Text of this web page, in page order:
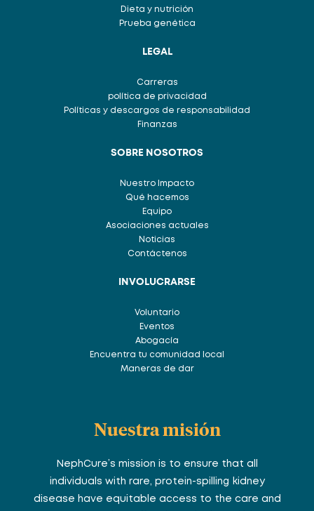
Dieta y nutrición
Prueba genética
LEGAL
Carreras
política de privacidad
Políticas y descargos de responsabilidad
Finanzas
SOBRE NOSOTROS
Nuestro Impacto
Qué hacemos
Equipo
Asociaciones actuales
Noticias
Contáctenos
INVOLUCRARSE
Voluntario
Eventos
Abogacía
Encuentra tu comunidad local
Maneras de dar
Nuestra misión
NephCure’s mission is to ensure that all
individuals with rare, protein-spilling kidney
disease have equitable access to the care and